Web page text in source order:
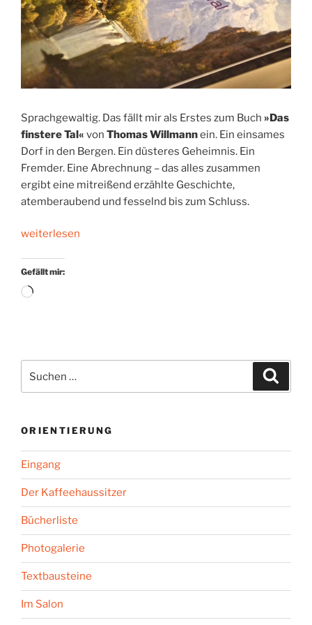
Sprachgewaltig. Das fällt mir als Erstes zum Buch »Das
finstere Tal« von Thomas Willmannein. Ein einsames
Dorf in den Bergen. Ein düsteres Geheimnis. Ein
Fremder. Eine Abrechnung – das alles zusammen
ergibt eine mitreißend erzählte Geschichte,
atemberaubend und fesselnd bis zum Schluss.
„Mein
die
Rache:
Ein
weiterlesen
Gefällt mir:
Wird
nach:
ORIENTIERUNG
Eingang
Der Kaffeehaussitzer
Bücherliste
Photogalerie
Textbausteine
Im Salon